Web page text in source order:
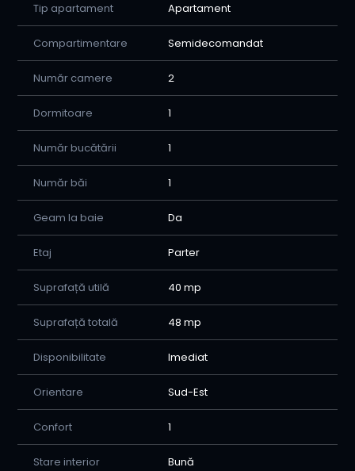
-Oferim consiliere si asistenta permanenta pana la
semnarea contractului de vanzare cumparare (relatia
vanzator-cumparator-banca-notar, cat si alte institutii)
-Va sprijinim in procesul de creditare avand o relatie de
colaborare stransa cu bancile comerciale care activeaza
in orasul nostru.
-Asiguram consilierea juridica de la momentul la care v-
ati hotarat sa cumparati imobilul pana la finalizarea
vanzarii.
puteti apela oricand la consilierul nostru imobiliar:
Tip apartament Apartament
Compartimentare Semidecomandat
Număr camere 2
Dormitoare 1
Număr bucătării 1
Număr băi 1
Geam la baie Da
Etaj Parter
Suprafață utilă 40 mp
Suprafață totală 48 mp
Disponibilitate Imediat
Orientare Sud-Est
Confort 1
Stare interior Bună